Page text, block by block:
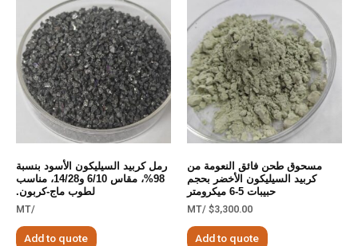
مسحوق طحن فائق النعومة من
كربيد السيليكون الأخضر بحجم
حبيبات 5-6 ميكرومتر
$3,300.00
/MT
Add to quote
رمل كربيد السيليكون الأسود بنسبة
98%، مقاس 6/10 و14/28، مناسب
لطوب ماج-كربون.
/MT
Add to quote